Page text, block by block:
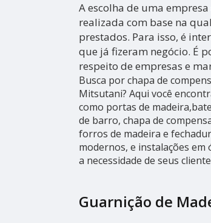
A escolha de uma
realizada com base na
prestados. Para isso, é
que já fizeram negócio. É
respeito de empresas e
Busca por chapa de
Mitsutani? Aqui você
como portas de
de barro, chapa de
forros de madeira e
modernos, e instalações
a necessidade de seus
Guarnição de